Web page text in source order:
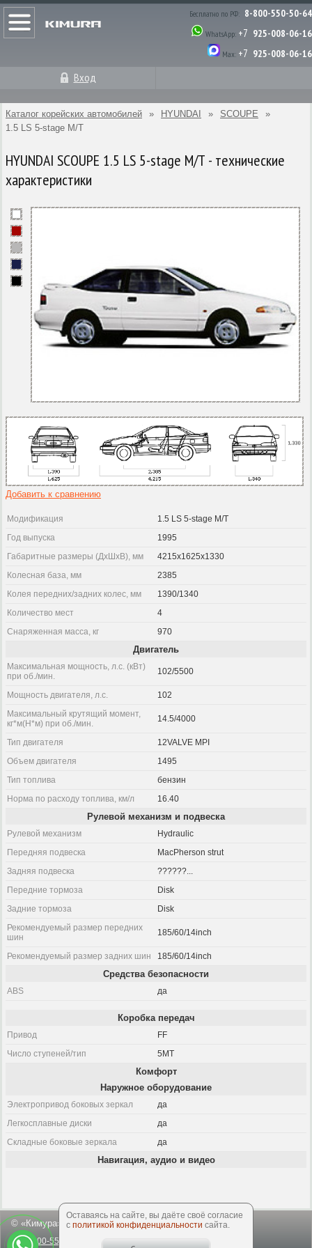
Бесплатно по РФ: 8-800-550-50-64
WhatsApp: +7 925-008-06-16
Max: +7 925-008-06-16
Вход
Каталог корейских автомобилей » HYUNDAI » SCOUPE
»
1.5 LS 5-stage M/T
HYUNDAI SCOUPE 1.5 LS 5-stage M/T - технические
характеристики
Добавить к сравнению
Модификация
1.5 LS 5-stage M/T
Год выпуска
1995
Габаритные размеры (ДхШхВ), мм
4215x1625x1330
Колесная база, мм
2385
Колея передних/задних колес, мм
1390/1340
Количество мест
4
Снаряженная масса, кг
970
Двигатель
Максимальная мощность, л.с. (кВт)
при об./мин.
102/5500
Мощность двигателя, л.с.
102
Максимальный крутящий момент,
кг*м(Н*м) при об./мин.
14.5/4000
Тип двигателя
12VALVE MPI
Объем двигателя
1495
Тип топлива
бензин
Норма по расходу топлива, км/л
16.40
Рулевой механизм и подвеска
Рулевой механизм
Hydraulic
Передняя подвеска
MacPherson strut
Задняя подвеска
??????...
Передние тормоза
Disk
Задние тормоза
Disk
Рекомендуемый размер передних
шин
185/60/14inch
Рекомендуемый размер задних шин 185/60/14inch
Средства безопасности
ABS да
Коробка передач
Привод
FF
Число ступеней/тип
5MT
Комфорт
Наружное оборудование
Электропривод боковых зеркал
да
Легкосплавные диски
да
Складные боковые зеркала
да
Навигация, аудио и видео
© «Кимура», 2003-2026
8-800-550-50-64
Оставаясь на сайте, вы даёте своё согласие
с политикой конфиденциальности сайта.